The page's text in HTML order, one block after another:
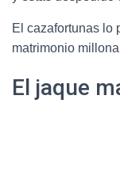
El cazafortunas lo
matrimonio
El jaque